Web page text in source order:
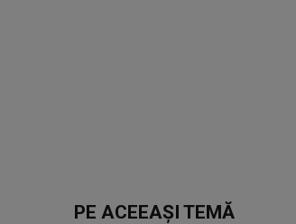
PE ACEEAȘI TEMĂ